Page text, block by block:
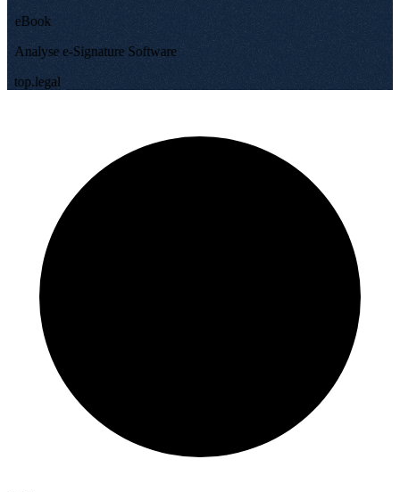
eBook
Analyse e-Signature Software
top.legal